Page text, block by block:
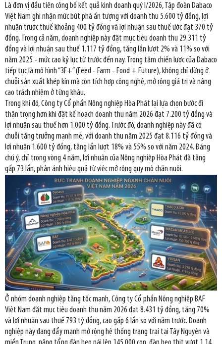
Là đơn vị đầu tiên công bố kết quả kinh doanh quý I/2026, Tập đoàn Dabaco
Việt Nam ghi nhận mức bứt phá ấn tượng với doanh thu 5.600 tỷ đồng, lợi
nhuận trước thuế khoảng 400 tỷ đồng và lợi nhuận sau thuế ước đạt 370 tỷ
đồng. Trong cả năm, doanh nghiệp này đặt mục tiêu doanh thu 29.311 tỷ
đồng và lợi nhuận sau thuế 1.117 tỷ đồng, tăng lần lượt 2% và 11% so với
năm 2025 - mức cao kỷ lục từ trước đến nay. Trọng tâm chiến lược của Dabaco
tiếp tục là mô hình “3F+” (Feed - Farm - Food + Future), không chỉ dừng ở
chuỗi sản xuất khép kín mà còn tích hợp công nghệ, mở rộng giá trị và nâng
cao trách nhiệm ở từng khâu.
Trong khi đó, Công ty Cổ phần Nông nghiệp Hòa Phát lại lựa chọn bước đi
thận trọng hơn khi đặt kế hoạch doanh thu năm 2026 đạt 7.200 tỷ đồng và
lợi nhuận sau thuế hơn 1.000 tỷ đồng. Trước đó, doanh nghiệp này đã có
chuỗi tăng trưởng mạnh mẽ, với doanh thu năm 2025 đạt 8.116 tỷ đồng và
lợi nhuận 1.600 tỷ đồng, tăng lần lượt 18% và 55% so với năm 2024. Đáng
chú ý, chỉ trong vòng 4 năm, lợi nhuận của Nông nghiệp Hòa Phát đã tăng
gấp 73 lần, phản ánh hiệu quả từ việc mở rộng quy mô chăn nuôi.
Ở nhóm doanh nghiệp tăng tốc mạnh, Công ty Cổ phần Nông nghiệp BAF
Việt Nam đặt mục tiêu doanh thu năm 2026 đạt 8.431 tỷ đồng, tăng 70%
và lợi nhuận sau thuế 793 tỷ đồng, cao gấp 6 lần so với năm trước. Doanh
nghiệp này đang đẩy mạnh mở rộng hệ thống trang trại tại Tây Nguyên và